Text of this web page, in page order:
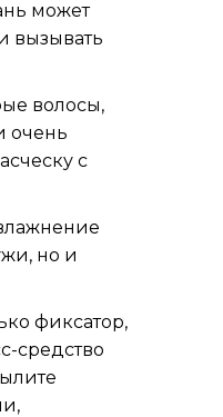
может
вызывать
волосы,
очень
с
но и
фиксатор,
средство